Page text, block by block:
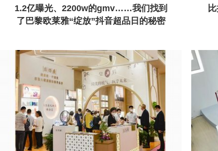
1.2亿曝光、2200w的gmv……我们找到
了巴黎欧莱雅“绽放”抖音超品日的秘密